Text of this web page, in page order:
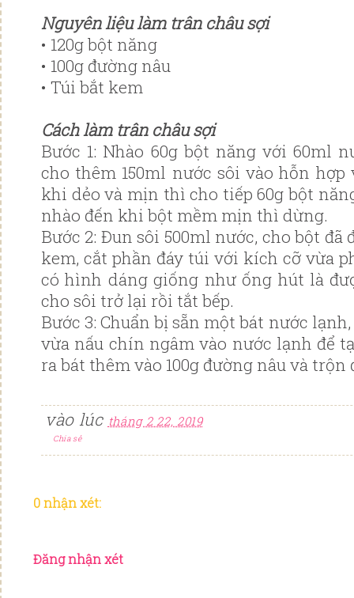
Nguyên liệu làm trân châu sợi
• 120g bột năng
• 100g đường nâu
• Túi bắt kem
Cách làm trân châu sợi
Bước 1: Nhào 60g bột năng với 60ml
cho thêm 150ml nước sôi vào hỗn
khi dẻo và mịn thì cho tiếp 60g bột
nhào đến khi bột mềm mịn thì dừng.
Bước 2: Đun sôi 500ml nước, cho bột đã
kem, cắt phần đáy túi với kích cỡ vừa
có hình dáng giống như ống hút là
cho sôi trở lại rồi tắt bếp.
Bước 3: Chuẩn bị sẵn một bát nước
vừa nấu chín ngâm vào nước lạnh để
ra bát thêm vào 100g đường nâu và trộn
vào lúc tháng 2 22, 2019
Chia sẻ
0 nhận xét:
Đăng nhận xét